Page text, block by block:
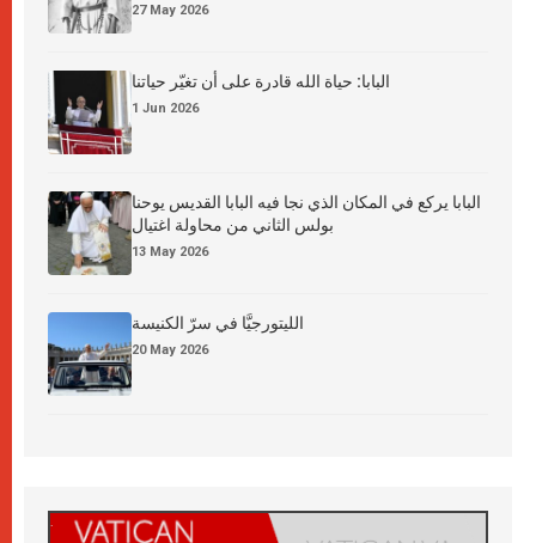
27 May 2026
البابا: حياة الله قادرة على أن تغيّر حياتنا
1 Jun 2026
البابا يركع في المكان الذي نجا فيه البابا القديس يوحنا
بولس الثاني من محاولة اغتيال
13 May 2026
الليتورجيَّا في سرّ الكنيسة
20 May 2026